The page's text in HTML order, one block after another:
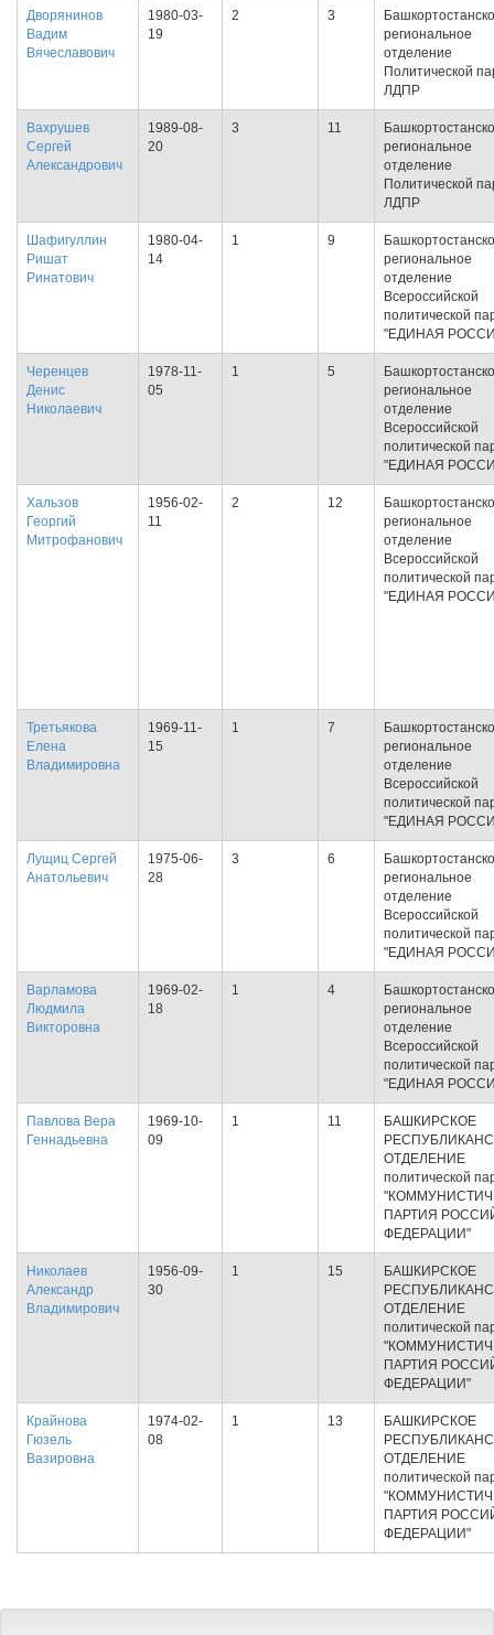
Дворянинов
Вадим
Вячеславович
1980-03-
19
2 3
региональное
отделение
Политической
ЛДПР
Вахрушев
Сергей
Александрович
1989-08-
20
3 11
региональное
отделение
Политической
ЛДПР
Шафигуллин
Ришат
Ринатович
1980-04-
14
1 9
региональное
отделение
Всероссийской
политической
"ЕДИНАЯ
Черенцев
Денис
Николаевич
1978-11-
05
1 5
региональное
отделение
Всероссийской
политической
"ЕДИНАЯ
Хальзов
Георгий
Митрофанович
1956-02-
11
2 12
региональное
отделение
Всероссийской
политической
"ЕДИНАЯ
Третьякова
Елена
Владимировна
1969-11-
15
1 7
региональное
отделение
Всероссийской
политической
"ЕДИНАЯ
Лущиц Сергей
Анатольевич
1975-06-
28
3 6
региональное
отделение
Всероссийской
политической
"ЕДИНАЯ
Варламова
Людмила
Викторовна
1969-02-
18
1 4
региональное
отделение
Всероссийской
политической
"ЕДИНАЯ
Павлова Вера
Геннадьевна
1969-10-
09
1 11
БАШКИРСКОЕ
ОТДЕЛЕНИЕ
политической
ПАРТИЯ
ФЕДЕРАЦИИ"
Николаев
Александр
Владимирович
1956-09-
30
1 15
БАШКИРСКОЕ
ОТДЕЛЕНИЕ
политической
ПАРТИЯ
ФЕДЕРАЦИИ"
Крайнова
Гюзель
Вазировна
1974-02-
08
1 13
БАШКИРСКОЕ
ОТДЕЛЕНИЕ
политической
ПАРТИЯ
ФЕДЕРАЦИИ"